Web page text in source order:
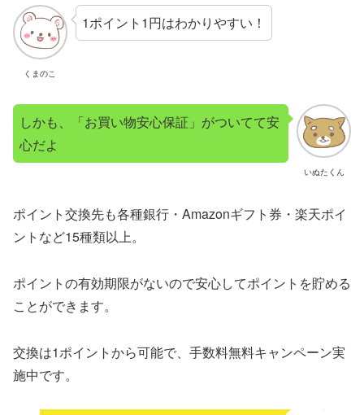
くまのこ
1ポイント1円はわかりやすい！
いぬたくん
しかも、「お買い物安心保証」がついてて安
心だよ
ポイント交換先も各種銀行・Amazonギフト券・楽天ポイ
ントなど15種類以上。
ポイントの有効期限がないので安心してポイントを貯める
ことができます。
交換は1ポイントから可能で、手数料無料キャンペーン実
施中です。